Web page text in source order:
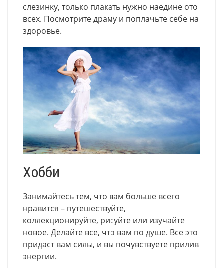
слезинку, только плакать нужно наедине ото
всех. Посмотрите драму и поплачьте себе на
здоровье.
Хобби
Занимайтесь тем, что вам больше всего
нравится – путешествуйте,
коллекционируйте, рисуйте или изучайте
новое. Делайте все, что вам по душе. Все это
придаст вам силы, и вы почувствуете прилив
энергии.